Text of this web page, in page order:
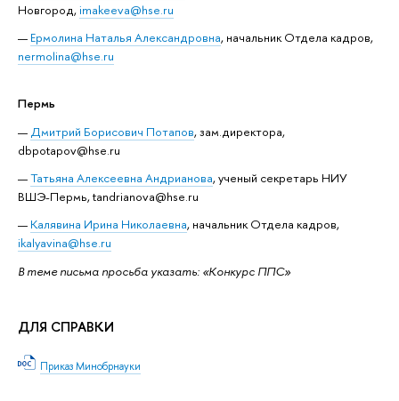
Новгород,imakeeva@hse.ru
Ермолина Наталья Александровна, начальник Отдела кадров,
nermolina@hse.ru
Пермь
Дмитрий Борисович Потапов, зам.директора,
dbpotapov@hse.ru
Татьяна Алексеевна Андрианова, ученый секретарь НИУ
ВШЭ-Пермь, tandrianova@hse.ru
Калявина Ирина Николаевна, начальник Отдела кадров,
ikalyavina@hse.ru
В теме письма просьба указать: «Конкурс ППС»
ДЛЯ СПРАВКИ
Приказ Минобрнауки